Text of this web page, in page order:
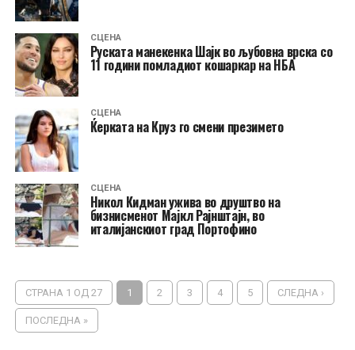
СЦЕНА
Руската манекенка Шајк во љубовна врска со
11 години помладиот кошаркар на НБА
СЦЕНА
Ќерката на Круз го смени презимето
СЦЕНА
Никол Кидман ужива во друштво на
бизнисменот Мајкл Рајнштајн, во
италијанскиот град Портофино
СТРАНА 1 ОД 27 1 2 3 4 5 СЛЕДНА ›
ПОСЛЕДНА »